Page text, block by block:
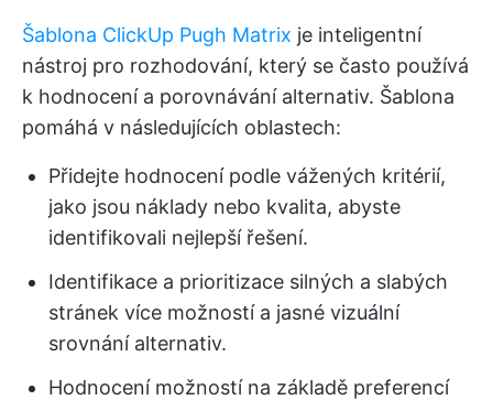
Šablona ClickUp Pugh Matrix je inteligentní
nástroj pro rozhodování, který se často používá
k hodnocení a porovnávání alternativ. Šablona
pomáhá v následujících oblastech:
Přidejte hodnocení podle vážených kritérií,
jako jsou náklady nebo kvalita, abyste
identifikovali nejlepší řešení.
Identifikace a prioritizace silných a slabých
stránek více možností a jasné vizuální
srovnání alternativ.
Hodnocení možností na základě preferencí